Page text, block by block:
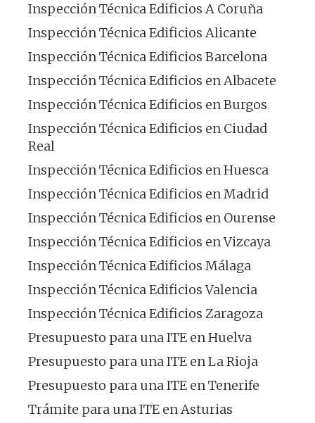
Inspección Técnica Edificios A Coruña
Inspección Técnica Edificios Alicante
Inspección Técnica Edificios Barcelona
Inspección Técnica Edificios en Albacete
Inspección Técnica Edificios en Burgos
Inspección Técnica Edificios en Ciudad
Real
Inspección Técnica Edificios en Huesca
Inspección Técnica Edificios en Madrid
Inspección Técnica Edificios en Ourense
Inspección Técnica Edificios en Vizcaya
Inspección Técnica Edificios Málaga
Inspección Técnica Edificios Valencia
Inspección Técnica Edificios Zaragoza
Presupuesto para una ITE en Huelva
Presupuesto para una ITE en La Rioja
Presupuesto para una ITE en Tenerife
Trámite para una ITE en Asturias